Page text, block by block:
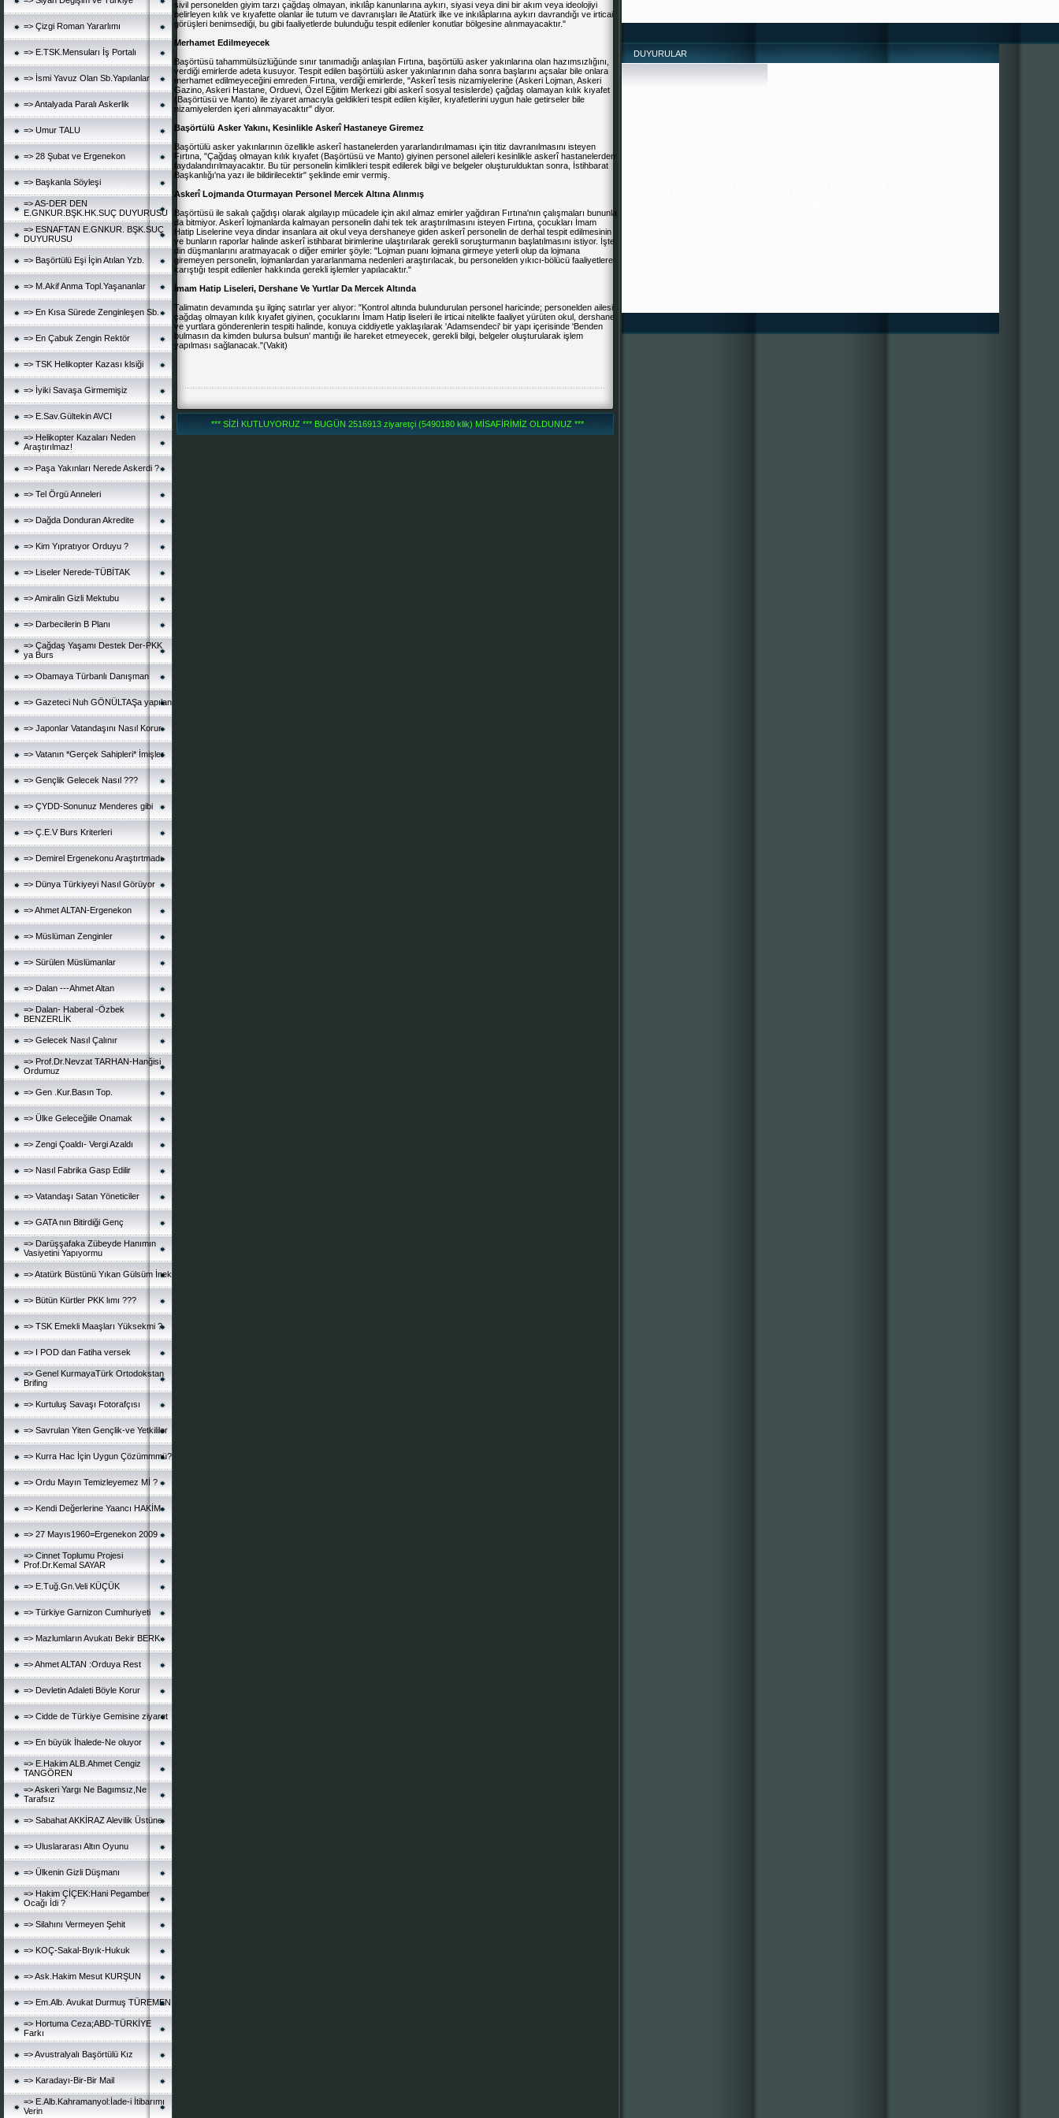
=> Çizgi Roman Yararlımı
=> E.TSK.Mensuları İş Portalı
=> İsmi Yavuz Olan Sb.Yapılanlar
=> Antalyada Paralı Askerlik
=> Umur TALU
=> 28 Şubat ve Ergenekon
=> Başkanla Söyleşi
=> AS-DER DEN
E.GNKUR.BŞK.HK.SUÇ DUYURUSU
=> ESNAFTAN E.GNKUR. BŞK.SUÇ
DUYURUSU
=> Başörtülü Eşi İçin Atılan Yzb.
=> M.Akif Anma Topl.Yaşananlar
=> En Kısa Sürede Zenginleşen Sb.
=> En Çabuk Zengin Rektör
=> TSK Helikopter Kazası klsiği
=> İyiki Savaşa Girmemişiz
=> E.Sav.Gültekin AVCI
=> Helikopter Kazaları Neden
Araştırılmaz!
=> Paşa Yakınları Nerede Askerdi ?
=> Tel Örgü Anneleri
=> Dağda Donduran Akredite
=> Kim Yıpratıyor Orduyu ?
=> Liseler Nerede-TÜBİTAK
=> Amiralin Gizli Mektubu
=> Darbecilerin B Planı
=> Çağdaş Yaşamı Destek Der-PKK
ya Burs
=> Obamaya Türbanlı Danışman
=> Gazeteci Nuh GÖNÜLTAŞa yapılan
=> Japonlar Vatandaşını Nasıl Korur
=> Vatanın *Gerçek Sahipleri* İmişler
=> Gençlik Gelecek Nasıl ???
=> ÇYDD-Sonunuz Menderes gibi
=> Ç.E.V Burs Kriterleri
=> Demirel Ergenekonu Araştırtmadı
=> Dünya Türkiyeyi Nasıl Görüyor
=> Ahmet ALTAN-Ergenekon
=> Müslüman Zenginler
=> Sürülen Müslümanlar
=> Dalan ---Ahmet Altan
=> Dalan- Haberal -Özbek
BENZERLİK
=> Gelecek Nasıl Çalınır
=> Prof.Dr.Nevzat TARHAN-Hanğisi
Ordumuz
=> Gen .Kur.Basın Top.
=> Ülke Geleceğiile Onamak
=> Zengi Çoaldı- Vergi Azaldı
=> Nasıl Fabrika Gasp Edilir
=> Vatandaşı Satan Yöneticiler
=> GATA nın Bitirdiği Genç
=> Darüşşafaka Zübeyde Hanımın
Vasiyetini Yapıyormu
=> Atatürk Büstünü Yıkan Gülsüm İnek
=> Bütün Kürtler PKK lımı ???
=> TSK Emekli Maaşları Yüksekmi ?
=> I POD dan Fatiha versek
=> Genel KurmayaTürk Ortodokstan
Brifing
=> Kurtuluş Savaşı Fotorafçısı
=> Savrulan Yiten Gençlik-ve Yetkililer
=> Kurra Hac İçin Uygun Çözümmmü?
=> Ordu Mayın Temizleyemez Mİ ?
=> Kendi Değerlerine Yaancı HAKİM
=> 27 Mayıs1960=Ergenekon 2009
=> Cinnet Toplumu Projesi
Prof.Dr.Kemal SAYAR
=> E.Tuğ.Gn.Veli KÜÇÜK
=> Türkiye Garnizon Cumhuriyeti
=> Mazlumların Avukatı Bekir BERK
=> Ahmet ALTAN :Orduya Rest
=> Devletin Adaleti Böyle Korur
=> Cidde de Türkiye Gemisine ziyaret
=> En büyük İhalede-Ne oluyor
=> E.Hakim ALB.Ahmet Cengiz
TANGÖREN
=> Askeri Yargı Ne Bagımsız,Ne
Tarafsız
=> Sabahat AKKİRAZ Alevilik Üstüne
=> Uluslararası Altın Oyunu
=> Ülkenin Gizli Düşmanı
=> Hakim ÇİÇEK:Hani Pegamber
Ocağı İdi ?
=> Silahını Vermeyen Şehit
=> KOÇ-Sakal-Bıyık-Hukuk
=> Ask.Hakim Mesut KURŞUN
=> Em.Alb. Avukat Durmuş TÜREMEN
=> Hortuma Ceza;ABD-TÜRKİYE
Farkı
=> Avustralyalı Başörtülü Kız
=> Karadayı-Bir-Bir Mail
=> E.Alb.Kahramanyol:İade-i İtibarımı
Verin
sivil personelden giyim tarzı çağdaş olmayan, inkılâp kanunlarına aykırı, siyasi veya dini bir akım veya ideolojiyi
belirleyen kılık ve kıyafette olanlar ile tutum ve davranışları ile Atatürk ilke ve inkılâplarına aykırı davrandığı ve irticai
görüşleri benimsediği, bu gibi faaliyetlerde bulunduğu tespit edilenler konutlar bölgesine alınmayacaktır."
Merhamet Edilmeyecek
Başörtüsü tahammülsüzlüğünde sınır tanımadığı anlaşılan Fırtına, başörtülü asker yakınlarına olan hazımsızlığını,
verdiği emirlerde adeta kusuyor. Tespit edilen başörtülü asker yakınlarının daha sonra başlarını açsalar bile onlara
merhamet edilmeyeceğini emreden Fırtına, verdiği emirlerde, "Askerî tesis nizamiyelerine (Askeri Lojman, Askeri
Gazino, Askeri Hastane, Orduevi, Özel Eğitim Merkezi gibi askerî sosyal tesislerde) çağdaş olamayan kılık kıyafet
(Başörtüsü ve Manto) ile ziyaret amacıyla geldikleri tespit edilen kişiler, kıyafetlerini uygun hale getirseler bile
nizamiyelerden içeri alınmayacaktır" diyor.
Başörtülü Asker Yakını, Kesinlikle Askerî Hastaneye Giremez
Başörtülü asker yakınlarının özellikle askerî hastanelerden yararlandırılmaması için titiz davranılmasını isteyen
Fırtına, "Çağdaş olmayan kılık kıyafet (Başörtüsü ve Manto) giyinen personel aileleri kesinlikle askerî hastanelerden
faydalandırılmayacaktır. Bu tür personelin kimlikleri tespit edilerek bilgi ve belgeler oluşturulduktan sonra, İstihbarat
Başkanlığı'na yazı ile bildirilecektir" şeklinde emir vermiş.
Askerî Lojmanda Oturmayan Personel Mercek Altına Alınmış
Başörtüsü ile sakalı çağdışı olarak algılayıp mücadele için akıl almaz emirler yağdıran Fırtına'nın çalışmaları bununla
da bitmiyor. Askerî lojmanlarda kalmayan personelin dahi tek tek araştırılmasını isteyen Fırtına, çocukları İmam
Hatip Liselerine veya dindar insanlara ait okul veya dershaneye giden askerî personelin de derhal tespit edilmesinin
ve bunların raporlar halinde askerî istihbarat birimlerine ulaştırılarak gerekli soruşturmanın başlatılmasını istiyor. İşte
din düşmanlarını aratmayacak o diğer emirler şöyle: "Lojman puanı lojmana girmeye yeterli olup da lojmana
giremeyen personelin, lojmanlardan yararlanmama nedenleri araştırılacak, bu personelden yıkıcı-bölücü faaliyetlere
karıştığı tespit edilenler hakkında gerekli işlemler yapılacaktır."
İmam Hatip Liseleri, Dershane Ve Yurtlar Da Mercek Altında
Talimatın devamında şu ilginç satırlar yer alıyor: "Kontrol altında bulundurulan personel haricinde; personelden ailesi
çağdaş olmayan kılık kıyafet giyinen, çocuklarını İmam Hatip liseleri ile irticai nitelikte faaliyet yürüten okul, dershane
ve yurtlara gönderenlerin tespiti halinde, konuya ciddiyetle yaklaşılarak 'Adamsendeci' bir yapı içerisinde 'Benden
bulmasın da kimden bulursa bulsun' mantığı ile hareket etmeyecek, gerekli bilgi, belgeler oluşturularak işlem
yapılması sağlanacak."(Vakit)
*** SİZİ KUTLUYORUZ *** BUGÜN 2516913 ziyaretçi (5490180 klik) MİSAFİRİMİZ OLDUNUZ ***
DUYURULAR